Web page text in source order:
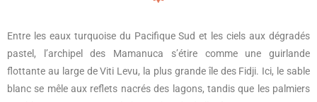
Entre les eaux turquoise du Pacifique Sud et les ciels aux dégradés
pastel, l’archipel des Mamanuca s’étire comme une guirlande
flottante au large de Viti Levu, la plus grande île des Fidji. Ici, le sable
blanc se mêle aux reflets nacrés des lagons, tandis que les palmiers